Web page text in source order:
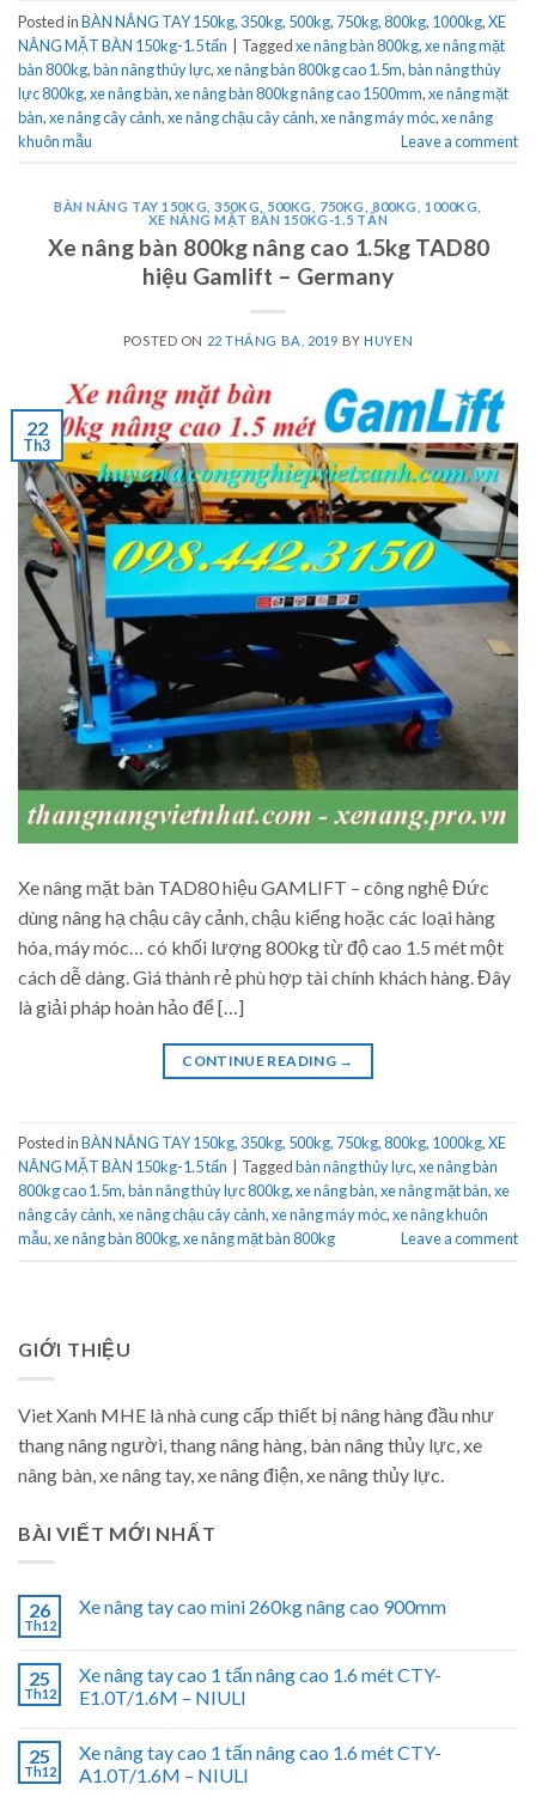
Posted inBÀN NÂNG TAY 150kg, 350kg, 500kg, 750kg, 800kg, 1000kg,XE
NÂNG MẶT BÀN 150kg-1.5 tấn | Taggedxe nâng bàn 800kg,xe nâng mặt
bàn 800kg,bàn nâng thủy lực,xe nâng bàn 800kg cao 1.5m,bàn nâng thủy
lực 800kg,xe nâng bàn,xe nâng bàn 800kg nâng cao 1500mm,xe nâng mặt
bàn,xe nâng cây cảnh,xe nâng chậu cây cảnh,xe nâng máy móc,xe nâng
khuôn mẫu
Leave a comment
BÀN NÂNG TAY 150KG, 350KG, 500KG, 750KG, 800KG, 1000KG
XE NÂNG MẶT BÀN 150KG-1.5 TẤN
Xe nâng bàn 800kg nâng cao 1.5kg TAD80
hiệu Gamlift – Germany
POSTED ON 22 THÁNG BA, 2019 BYHUYEN
22
Th3
Xe nâng mặt bàn TAD80 hiệu GAMLIFT – công nghệ Đức
dùng nâng hạ chậu cây cảnh, chậu kiểng hoặc các loại hàng
hóa, máy móc… có khối lượng 800kg từ độ cao 1.5 mét một
cách dễ dàng. Giá thành rẻ phù hợp tài chính khách hàng. Đây
là giải pháp hoàn hảo để […]
CONTINUE READING →
Posted inBÀN NÂNG TAY 150kg, 350kg, 500kg, 750kg, 800kg, 1000kg,XE
NÂNG MẶT BÀN 150kg-1.5 tấn
Taggedbàn nâng thủy lực,xe nâng bàn
800kg cao 1.5m,bàn nâng thủy lực 800kg,xe nâng bàn,xe nâng mặt bàn,xe
nâng cây cảnh,xe nâng chậu cây cảnh,xe nâng máy móc,xe nâng khuôn
mẫu,xe nâng bàn 800kg,xe nâng mặt bàn 800kg Leave a comment
GIỚI THIỆU
Viet Xanh MHE là nhà cung cấp thiết bị nâng hàng đầu như
thang nâng người, thang nâng hàng, bàn nâng thủy lực, xe
nâng bàn, xe nâng tay, xe nâng điện, xe nâng thủy lực.
BÀI VIẾT MỚI NHẤT
26
Th12
Xe nâng tay cao mini 260kg nâng cao 900mm
25
Th12
Xe nâng tay cao 1 tấn nâng cao 1.6 mét CTY-
E1.0T/1.6M – NIULI
25
Th12
Xe nâng tay cao 1 tấn nâng cao 1.6 mét CTY-
A1.0T/1.6M – NIULI